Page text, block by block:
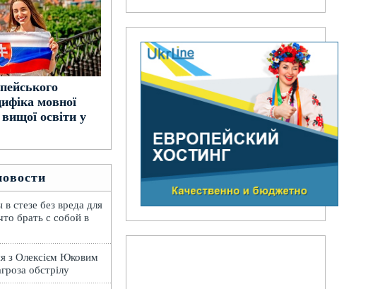
мовної
освіти у
стезе без вреда для
брать с собой в
з Олексієм Юковим
обстрілу